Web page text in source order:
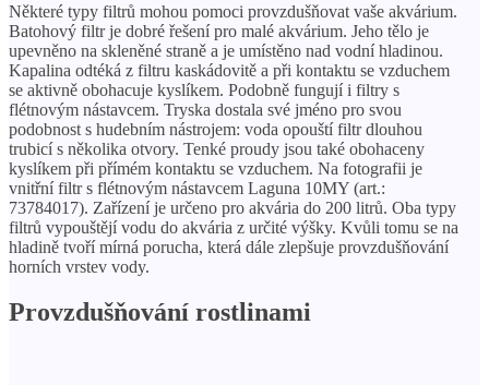
Některé typy filtrů mohou pomoci provzdušňovat vaše akvárium.
Batohový filtr je dobré řešení pro malé akvárium. Jeho tělo je
upevněno na skleněné straně a je umístěno nad vodní hladinou.
Kapalina odtéká z filtru kaskádovitě a při kontaktu se vzduchem
se aktivně obohacuje kyslíkem. Podobně fungují i ​​filtry s
flétnovým nástavcem. Tryska dostala své jméno pro svou
podobnost s hudebním nástrojem: voda opouští filtr dlouhou
trubicí s několika otvory. Tenké proudy jsou také obohaceny
kyslíkem při přímém kontaktu se vzduchem. Na fotografii je
vnitřní filtr s flétnovým nástavcem Laguna 10MY (art.:
73784017). Zařízení je určeno pro akvária do 200 litrů. Oba typy
filtrů vypouštějí vodu do akvária z určité výšky. Kvůli tomu se na
hladině tvoří mírná porucha, která dále zlepšuje provzdušňování
horních vrstev vody.
Provzdušňování rostlinami